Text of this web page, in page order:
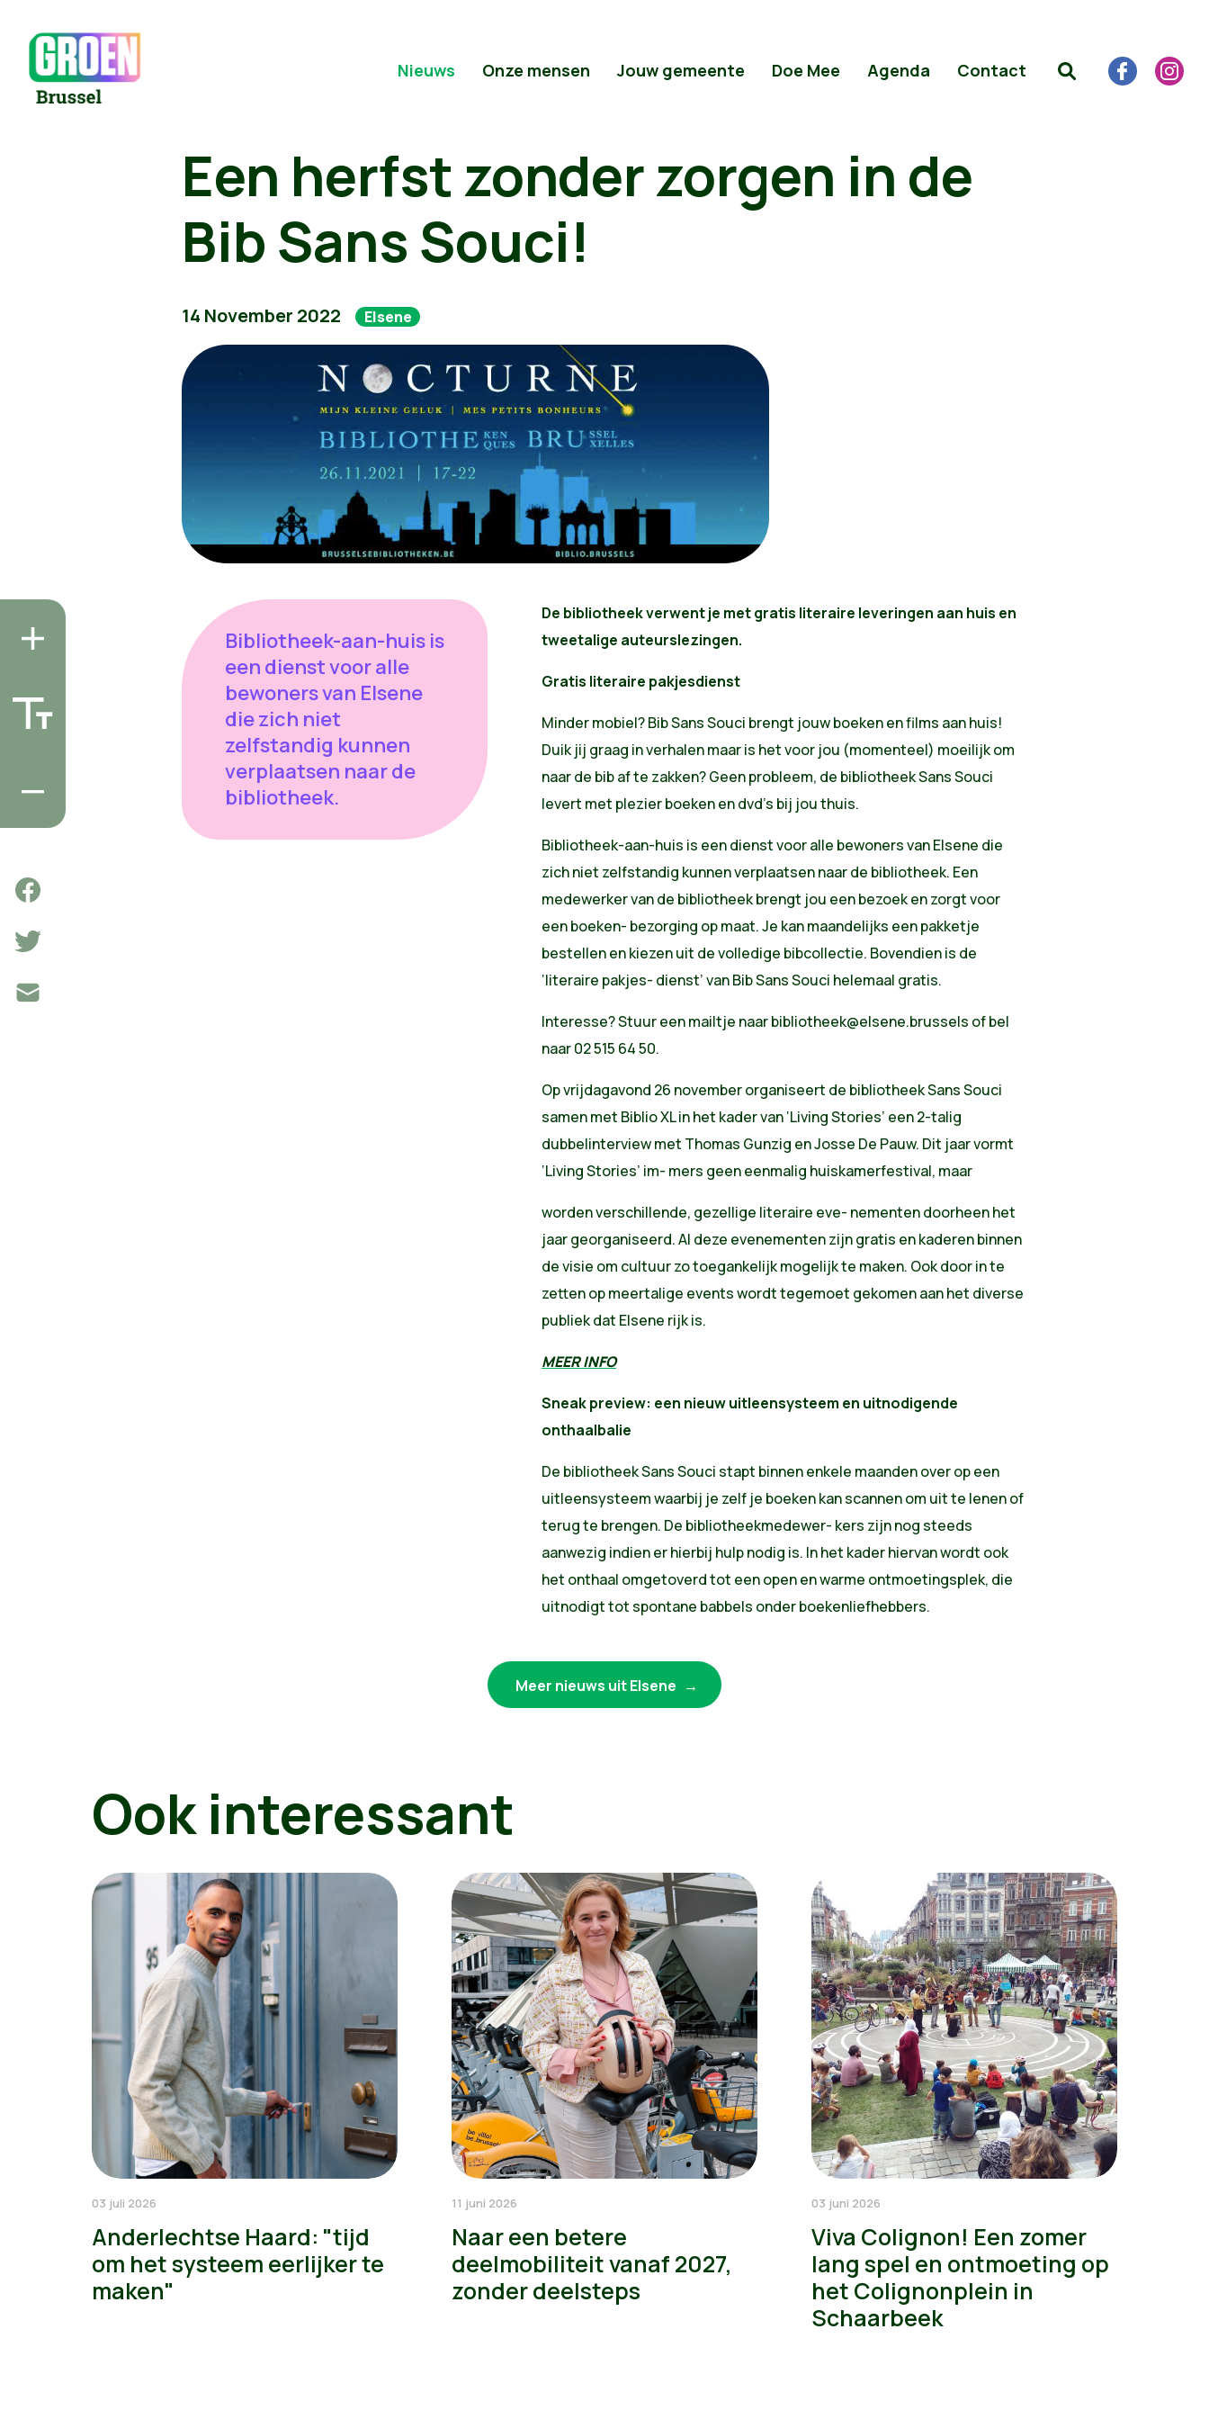
Nieuws Onze mensen Jouw gemeente Doe Mee Agenda Contact
Een herfst zonder zorgen in de
Bib Sans Souci!
14 November 2022 Elsene
Bibliotheek-aan-huis is
een dienst voor alle
bewoners van Elsene
die zich niet
zelfstandig kunnen
verplaatsen naar de
bibliotheek.
De bibliotheek verwent je met gratis literaire leveringen aan huis en
tweetalige auteurslezingen.
Gratis literaire pakjesdienst
Minder mobiel? Bib Sans Souci brengt jouw boeken en films aan huis!
Duik jij graag in verhalen maar is het voor jou (momenteel) moeilijk om
naar de bib af te zakken? Geen probleem, de bibliotheek Sans Souci
levert met plezier boeken en dvd’s bij jou thuis.
Bibliotheek-aan-huis is een dienst voor alle bewoners van Elsene die
zich niet zelfstandig kunnen verplaatsen naar de bibliotheek. Een
medewerker van de bibliotheek brengt jou een bezoek en zorgt voor
een boeken- bezorging op maat. Je kan maandelijks een pakketje
bestellen en kiezen uit de volledige bibcollectie. Bovendien is de
‘literaire pakjes- dienst’ van Bib Sans Souci helemaal gratis.
Interesse? Stuur een mailtje naarbibliotheek@elsene.brussels of bel
naar 02 515 64 50.
Op vrijdagavond 26 november organiseert de bibliotheek Sans Souci
samen met Biblio XL in het kader van ‘Living Stories’ een 2-talig
dubbelinterview met Thomas Gunzig en Josse De Pauw. Dit jaar vormt
‘Living Stories’ im- mers geen eenmalig huiskamerfestival, maar
worden verschillende, gezellige literaire eve- nementen doorheen het
jaar georganiseerd. Al deze evenementen zijn gratis en kaderen binnen
de visie om cultuur zo toegankelijk mogelijk te maken. Ook door in te
zetten op meertalige events wordt tegemoet gekomen aan het diverse
publiek dat Elsene rijk is.
MEER INFO
Sneak preview: een nieuw uitleensysteem en uitnodigende
onthaalbalie
De bibliotheek Sans Souci stapt binnen enkele maanden over op een
uitleensysteem waarbij je zelf je boeken kan scannen om uit te lenen of
terug te brengen. De bibliotheekmedewer- kers zijn nog steeds
aanwezig indien er hierbij hulp nodig is. In het kader hiervan wordt ook
het onthaal omgetoverd tot een open en warme ontmoetingsplek, die
uitnodigt tot spontane babbels onder boekenliefhebbers.
Meer nieuws uit Elsene
Ook interessant
03 juli 2026
Anderlechtse Haard: "tijd
om het systeem eerlijker te
maken"
11 juni 2026
Naar een betere
deelmobiliteit vanaf 2027,
zonder deelsteps
03 juni 2026
Viva Colignon! Een zomer
lang spel en ontmoeting op
het Colignonplein in
Schaarbeek